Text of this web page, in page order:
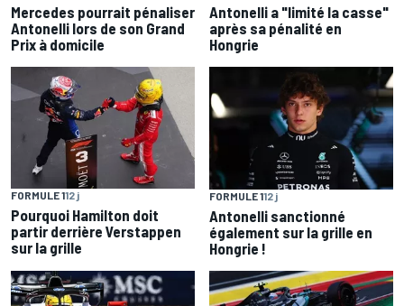
Mercedes pourrait pénaliser
Antonelli lors de son Grand
Prix à domicile
Antonelli a "limité la casse"
après sa pénalité en
Hongrie
FORMULE 112 j
Pourquoi Hamilton doit
partir derrière Verstappen
sur la grille
FORMULE 112 j
Antonelli sanctionné
également sur la grille en
Hongrie !